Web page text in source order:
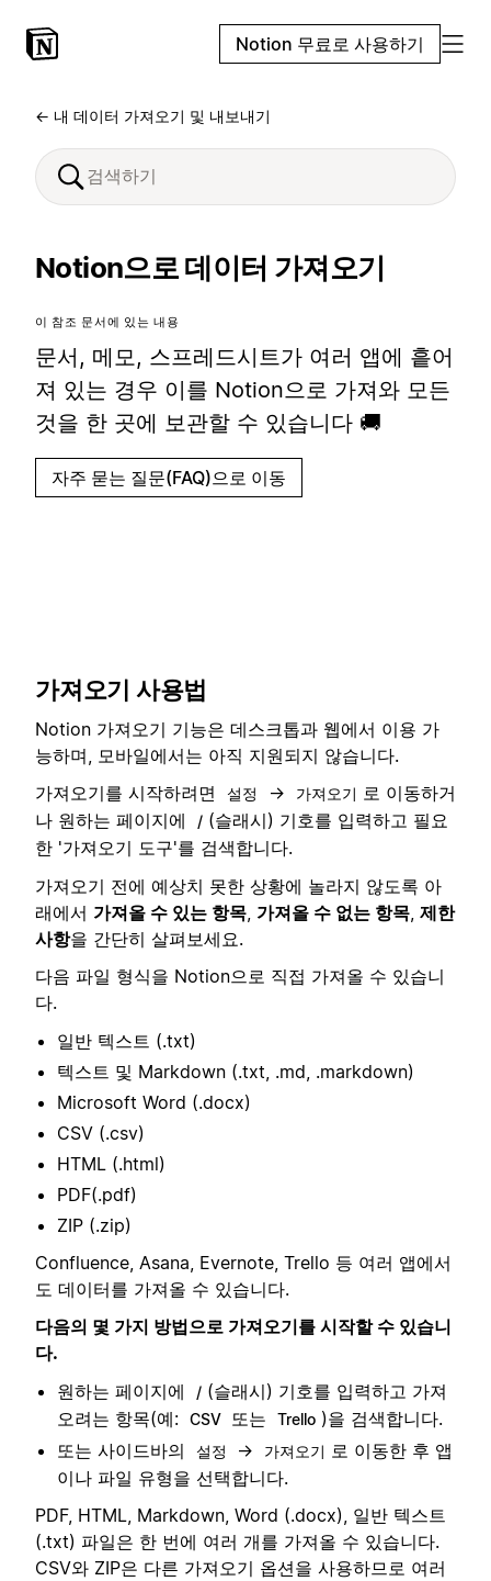
Notion 무료로 사용하기
← 내 데이터 가져오기 및 내보내기
Notion으로 데이터 가져오기
이 참조 문서에 있는 내용
문서, 메모, 스프레드시트가 여러 앱에 흩어
져 있는 경우 이를 Notion으로 가져와 모든
것을 한 곳에 보관할 수 있습니다 🚚
자주 묻는 질문(FAQ)으로 이동
가져오기 사용법
Notion 가져오기 기능은 데스크톱과 웹에서 이용 가
능하며, 모바일에서는 아직 지원되지 않습니다.
가져오기를 시작하려면
설정 → 가져오기 로 이동하거
나 원하는 페이지에
/ (슬래시) 기호를 입력하고 필요
한 '가져오기 도구'를 검색합니다.
가져오기 전에 예상치 못한 상황에 놀라지 않도록 아
래에서 가져올 수 있는 항목 가져올 수 없는 항목 제한
사항을 간단히 살펴보세요.
다음 파일 형식을 Notion으로 직접 가져올 수 있습니
다.
일반 텍스트 (.txt)
텍스트 및 Markdown (.txt, .md, .markdown)
Microsoft Word (.docx)
CSV (.csv)
HTML (.html)
PDF(.pdf)
ZIP (.zip)
Confluence, Asana, Evernote, Trello 등 여러 앱에서
도 데이터를 가져올 수 있습니다.
다음의 몇 가지 방법으로 가져오기를 시작할 수 있습니
다.
원하는 페이지에
/ (슬래시) 기호를 입력하고 가져
오려는 항목(예: CSV 또는 Trello )을 검색합니다.
또는 사이드바의
설정 → 가져오기 로 이동한 후 앱
이나 파일 유형을 선택합니다.
PDF, HTML, Markdown, Word (.docx), 일반 텍스트
(.txt) 파일은 한 번에 여러 개를 가져올 수 있습니다.
CSV와 ZIP은 다른 가져오기 옵션을 사용하므로 여러